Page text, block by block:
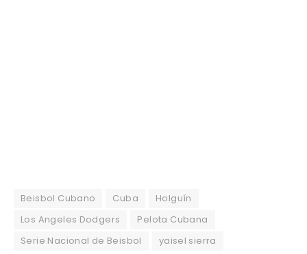
Beisbol Cubano Cuba
Holguín
Los Angeles Dodgers
Pelota Cubana
Serie Nacional de Beisbol
yaisel sierra